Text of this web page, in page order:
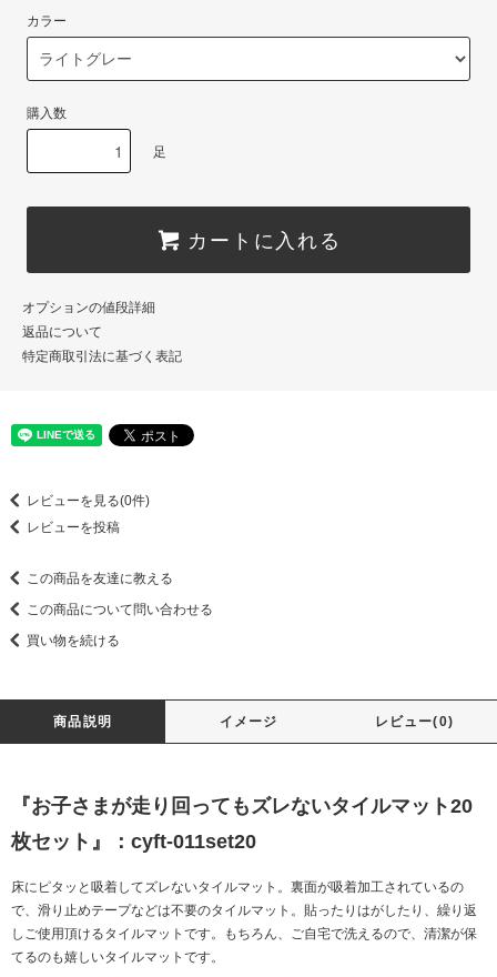
カラー
購入数
足
カートに入れる
オプションの値段詳細
返品について
特定商取引法に基づく表記
レビューを見る(0件)
レビューを投稿
この商品を友達に教える
この商品について問い合わせる
買い物を続ける
商品説明 イメージ レビュー(0)
『お子さまが走り回ってもズレないタイルマット20
枚セット』：cyft-011set20
床にピタッと吸着してズレないタイルマット。裏面が吸着加工されているの
で、滑り止めテープなどは不要のタイルマット。貼ったりはがしたり、繰り返
しご使用頂けるタイルマットです。もちろん、ご自宅で洗えるので、清潔が保
てるのも嬉しいタイルマットです。